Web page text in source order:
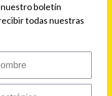
boletín
todas nuestras